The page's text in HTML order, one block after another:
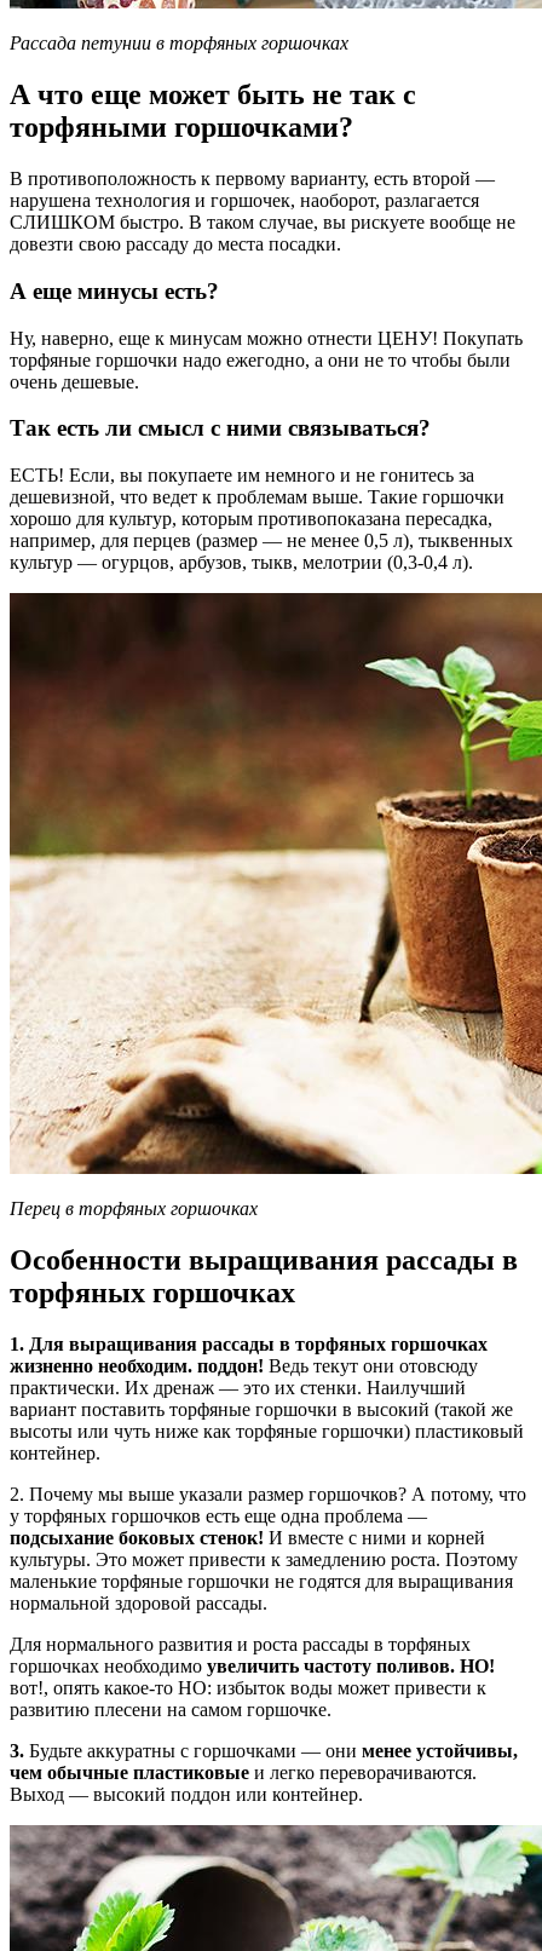
Рассада петунии в торфяных горшочках
А что еще может быть не так с
торфяными горшочками?
В противоположность к первому варианту, есть второй —
нарушена технология и горшочек, наоборот, разлагается
СЛИШКОМ быстро. В таком случае, вы рискуете вообще не
довезти свою рассаду до места посадки.
А еще минусы есть?
Ну, наверно, еще к минусам можно отнести ЦЕНУ! Покупать
торфяные горшочки надо ежегодно, а они не то чтобы были
очень дешевые.
Так есть ли смысл с ними связываться?
ЕСТЬ! Если, вы покупаете им немного и не гонитесь за
дешевизной, что ведет к проблемам выше. Такие горшочки
хорошо для культур, которым противопоказана пересадка,
например, для перцев (размер — не менее 0,5 л), тыквенных
культур — огурцов, арбузов, тыкв, мелотрии (0,3-0,4 л).
Перец в торфяных горшочках
Особенности выращивания рассады в
торфяных горшочках
1. Для выращивания рассады в торфяных горшочках
жизненно необходим. поддон! Ведь текут они отовсюду
практически. Их дренаж — это их стенки. Наилучший
вариант поставить торфяные горшочки в высокий (такой же
высоты или чуть ниже как торфяные горшочки) пластиковый
контейнер.
2. Почему мы выше указали размер горшочков? А потому, что
у торфяных горшочков есть еще одна проблема —
подсыхание боковых стенок! И вместе с ними и корней
культуры. Это может привести к замедлению роста. Поэтому
маленькие торфяные горшочки не годятся для выращивания
нормальной здоровой рассады.
Для нормального развития и роста рассады в торфяных
горшочках необходимо увеличить частоту поливов. НО!
вот!, опять какое-то НО: избыток воды может привести к
развитию плесени на самом горшочке.
3. Будьте аккуратны с горшочками — они менее устойчивы,
чем обычные пластиковые и легко переворачиваются.
Выход — высокий поддон или контейнер.